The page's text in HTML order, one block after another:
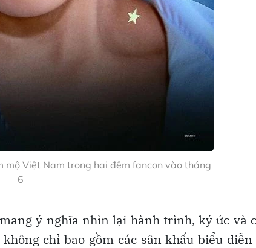
mộ Việt Nam trong hai đêm fancon vào tháng
6
ý nghĩa nhìn lại hành trình, ký ức và
chỉ bao gồm các sân khấu biểu diễn